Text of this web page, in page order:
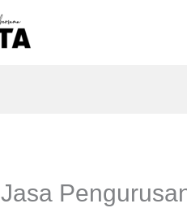
Jasa